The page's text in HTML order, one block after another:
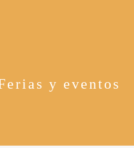
y eventos